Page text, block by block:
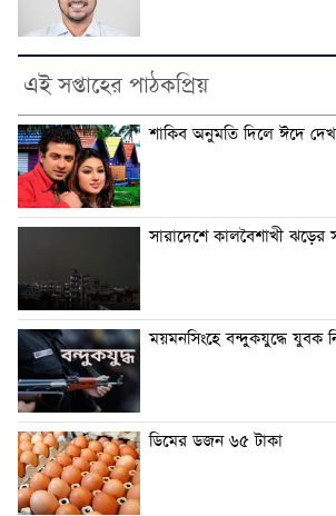
এই সপ্তাহের পাঠকপ্রিয়
শাকিব অনুমতি দিলে ঈদে
সারাদেশে কালবৈশাখী ঝড়ের
ময়মনসিংহে বন্দুকযুদ্ধে যুবক
ডিমের ডজন ৬৫ টাকা